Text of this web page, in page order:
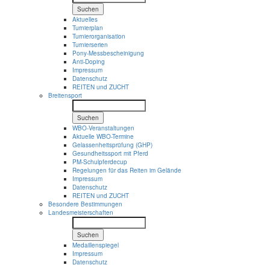
Suchen
Aktuelles
Turnierplan
Turnierorganisation
Turnierserien
Pony-Messbescheinigung
Anti-Doping
Impressum
Datenschutz
REITEN und ZUCHT
Breitensport
Suchen
WBO-Veranstaltungen
Aktuelle WBO-Termine
Gelassenheitsprüfung (GHP)
Gesundheitssport mit Pferd
PM-Schulpferdecup
Regelungen für das Reiten im Gelände
Impressum
Datenschutz
REITEN und ZUCHT
Besondere Bestimmungen
Landesmeisterschaften
Suchen
Medaillenspiegel
Impressum
Datenschutz